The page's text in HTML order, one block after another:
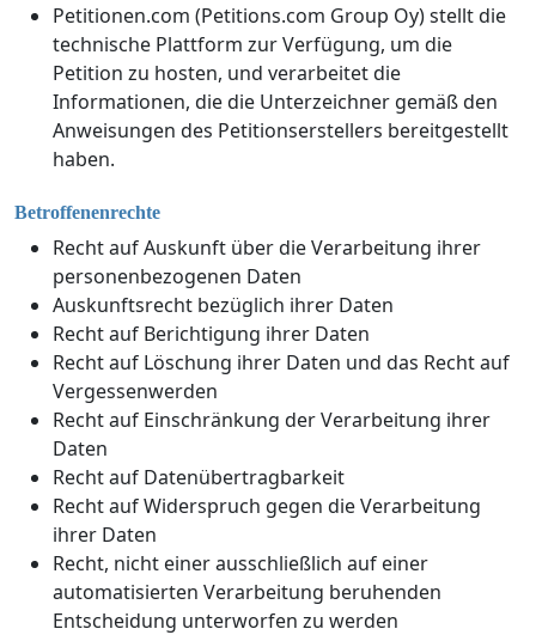
Petitionen.com (Petitions.com Group Oy) stellt die
technische Plattform zur Verfügung, um die
Petition zu hosten, und verarbeitet die
Informationen, die die Unterzeichner gemäß den
Anweisungen des Petitionserstellers bereitgestellt
haben.
Betroffenenrechte
Recht auf Auskunft über die Verarbeitung ihrer
personenbezogenen Daten
Auskunftsrecht bezüglich ihrer Daten
Recht auf Berichtigung ihrer Daten
Recht auf Löschung ihrer Daten und das Recht auf
Vergessenwerden
Recht auf Einschränkung der Verarbeitung ihrer
Daten
Recht auf Datenübertragbarkeit
Recht auf Widerspruch gegen die Verarbeitung
ihrer Daten
Recht, nicht einer ausschließlich auf einer
automatisierten Verarbeitung beruhenden
Entscheidung unterworfen zu werden